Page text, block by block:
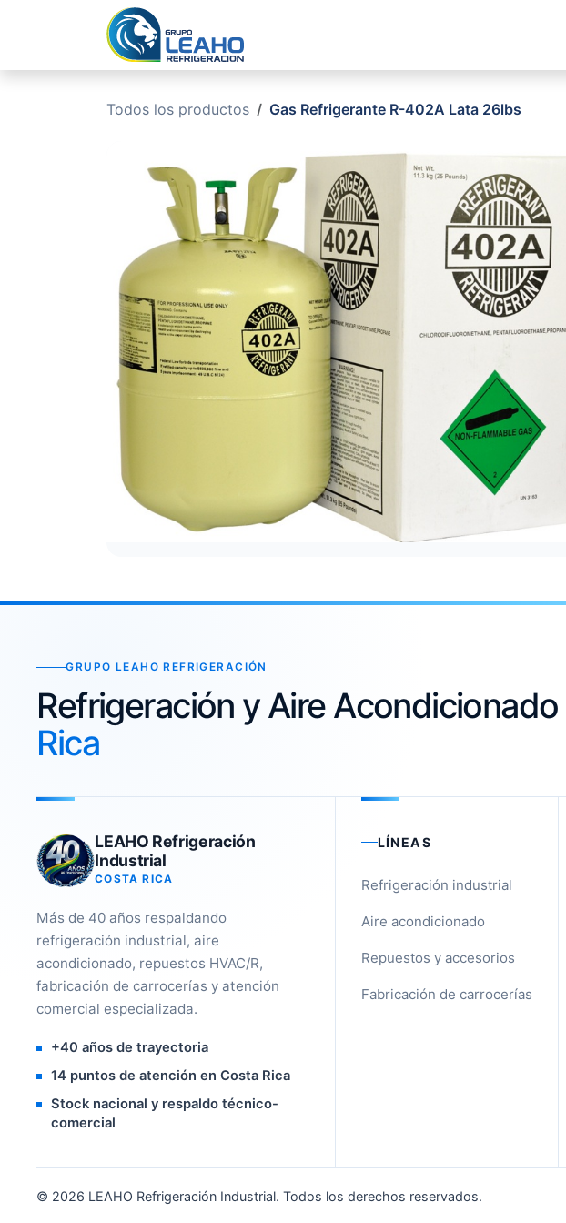
Todos los productos Gas Refrigerante R-402A Lata 26lbs
GRUPO LEAHO REFRIGERACIÓN
Refrigeración y Aire Acondicionado
Rica
LEAHO Refrigeración
Industrial
COSTA RICA
Más de 40 años respaldando
refrigeración industrial, aire
acondicionado, repuestos HVAC/R,
fabricación de carrocerías y atención
comercial especializada.
+40 años de trayectoria
14 puntos de atención en Costa Rica
Stock nacional y respaldo técnico-
comercial
LÍNEAS
Refrigeración industrial
Aire acondicionado
Repuestos y accesorios
Fabricación de carrocerías
© 2026 LEAHO Refrigeración Industrial. Todos los derechos reservados.